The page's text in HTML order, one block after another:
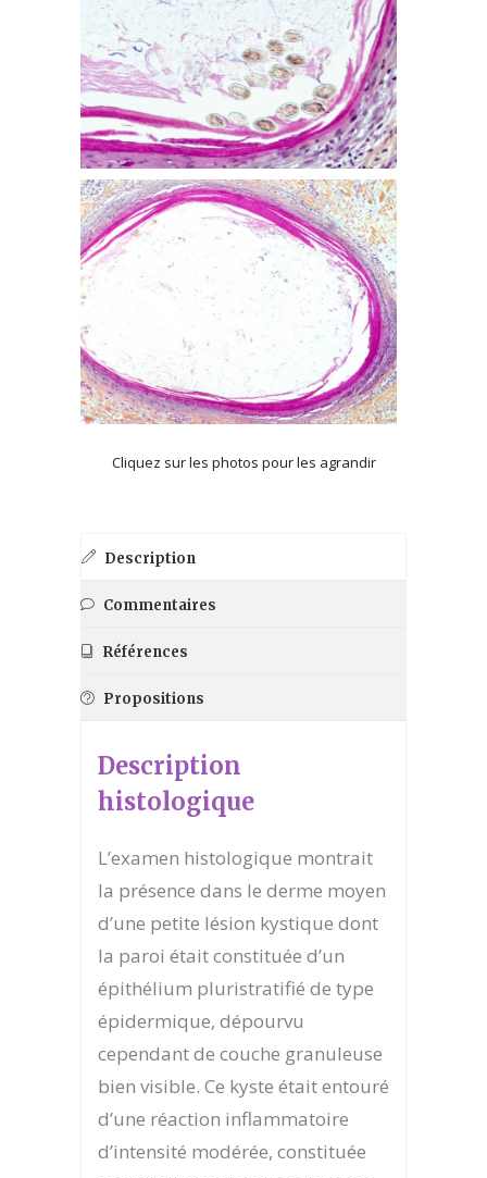
Cliquez sur les photos pour les agrandir
Description
Commentaires
Références
Propositions
Description
histologique
L’examen histologique montrait
la présence dans le derme moyen
d’une petite lésion kystique dont
la paroi était constituée d’un
épithélium pluristratifié de type
épidermique, dépourvu
cependant de couche granuleuse
bien visible. Ce kyste était entouré
d’une réaction inflammatoire
d’intensité modérée, constituée